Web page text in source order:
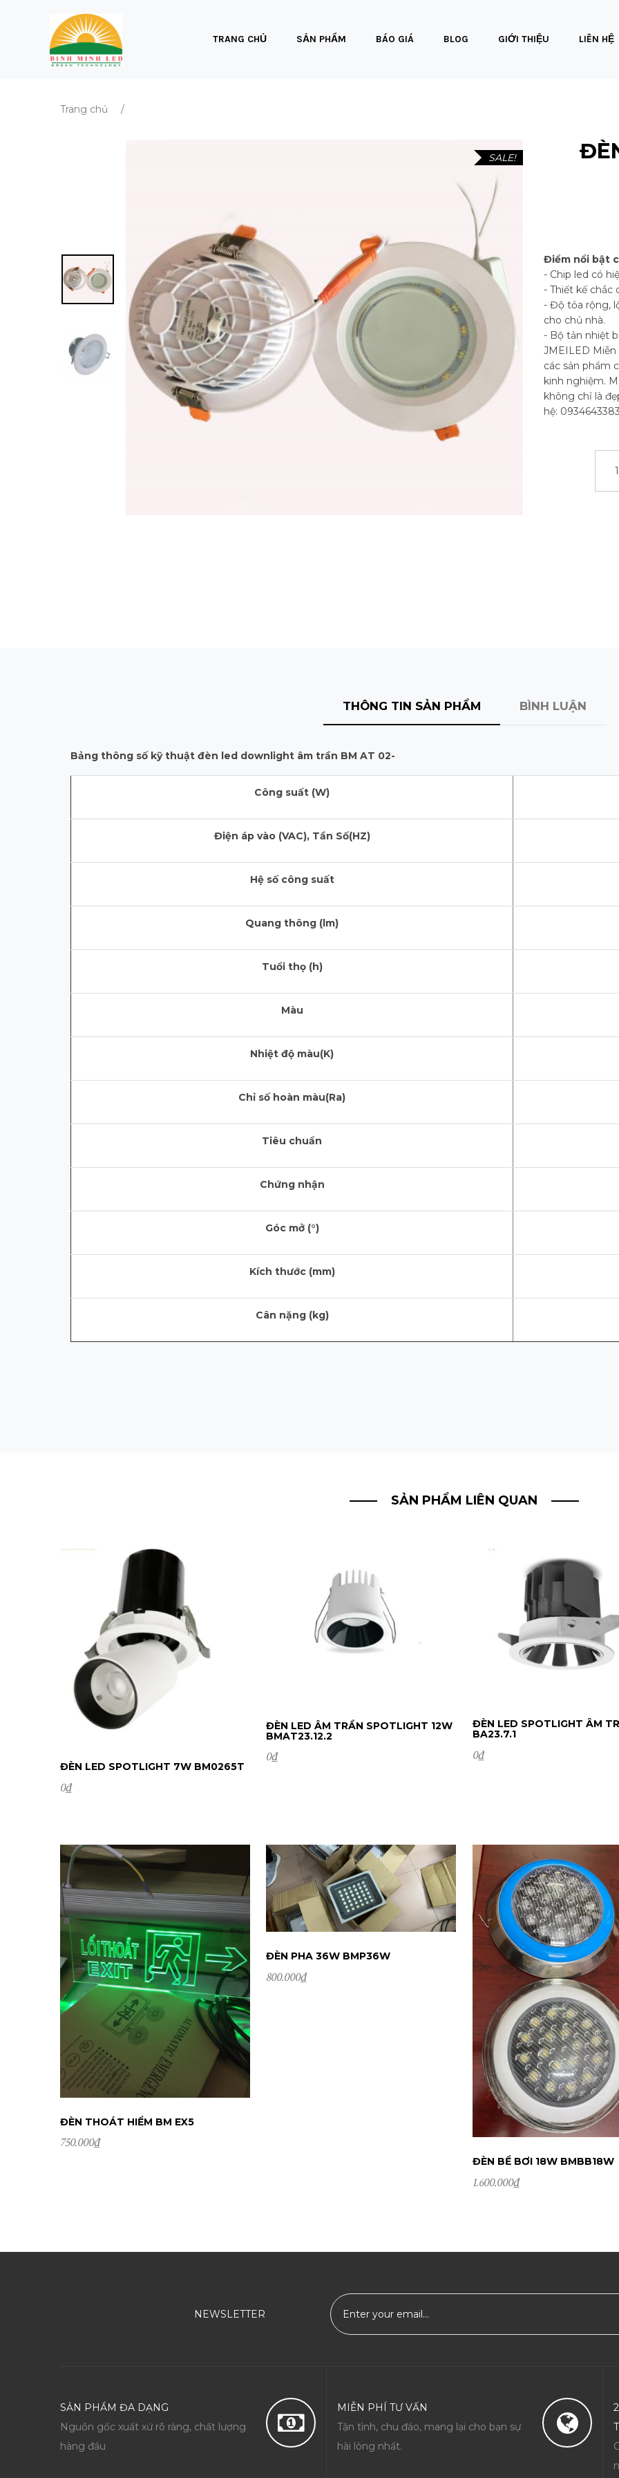
TRANG CHỦ SẢN PHẨM BÁO GIÁ BLOG GIỚI THIỆU LIÊN HỆ
Trang chủ
SALE!
Điểm nổi bật
- Chip led có
- Thiết kế chắc
- Độ tỏa rộng,
cho chủ nhà.
- Bộ tản nhiệt
JMEILED
các sản phẩm
kinh nghiệm.
không chỉ là
hệ:
THÔNG TIN SẢN PHẨM BÌNH LUẬN
Bảng thông số kỹ thuật đèn led downlight âm trần BM AT 02-
Công suất (W)
Điện áp vào (VAC), Tần Số(HZ)
Hệ số công suất
Quang thông (lm)
Tuổi thọ (h)
Màu
Nhiệt độ màu(K)
Chỉ số hoàn màu(Ra)
Tiêu chuẩn
Chứng nhận
Góc mở (°)
Kích thước (mm)
Cân nặng (kg)
SẢN PHẨM LIÊN QUAN
ĐÈN LED SPOTLIGHT 7W BM0265T
0₫
ĐÈN LED ÂM TRẦN SPOTLIGHT 12W
BMAT23.12.2
0₫
ĐÈN LED SPOTLIGHT ÂM
BA23.7.1
0₫
ĐÈN THOÁT HIỂM BM EX5
750.000₫
ĐÈN PHA 36W BMP36W
800.000₫
ĐÈN BỂ BƠI 18W BMBB18W
1.600.000₫
NEWSLETTER
SẢN PHẨM ĐA DẠNG
Nguồn gốc xuất xứ rõ ràng, chất lượng
hàng đầu
MIỄN PHÍ TƯ VẤN
Tận tình, chu đáo, mang lại cho bạn sự
hài lòng nhất.